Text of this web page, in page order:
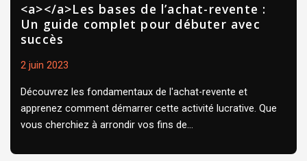
<a></a>Les bases de l’achat-revente :
Un guide complet pour débuter avec
succès
2 juin 2023
Découvrez les fondamentaux de l'achat-revente et
apprenez comment démarrer cette activité lucrative. Que
vous cherchiez à arrondir vos fins de...